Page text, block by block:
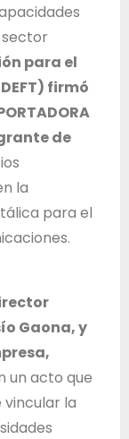
para el
firmó
de
la
para el
Gaona, y
un acto que
la